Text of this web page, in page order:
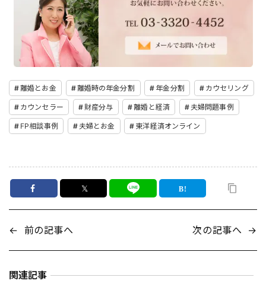
離婚とお金 離婚時の年金分割 年金分割 カウセリング
カウンセラー 財産分与 離婚と経済 夫婦問題事例
FP相談事例 夫婦とお金 東洋経済オンライン
𝕏
← 前の記事へ 次の記事へ →
関連記事